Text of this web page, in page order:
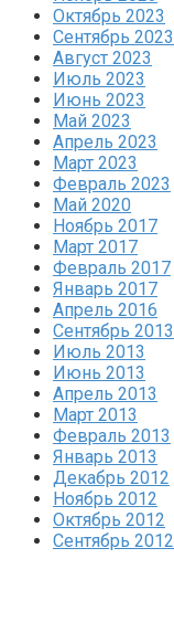
Октябрь 2023
Сентябрь 2023
Август 2023
Июль 2023
Июнь 2023
Май 2023
Апрель 2023
Март 2023
Февраль 2023
Май 2020
Ноябрь 2017
Март 2017
Февраль 2017
Январь 2017
Апрель 2016
Сентябрь 2013
Июль 2013
Июнь 2013
Апрель 2013
Март 2013
Февраль 2013
Январь 2013
Декабрь 2012
Ноябрь 2012
Октябрь 2012
Сентябрь 2012